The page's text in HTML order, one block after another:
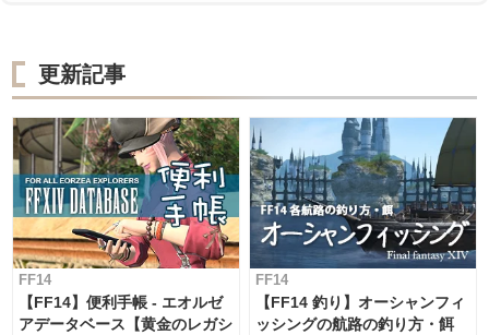
更新記事
FF14
【FF14】便利手帳 - エオルゼ
アデータベース【黄金のレガシ
FF14
【FF14 釣り】オーシャンフィ
ッシングの航路の釣り方・餌